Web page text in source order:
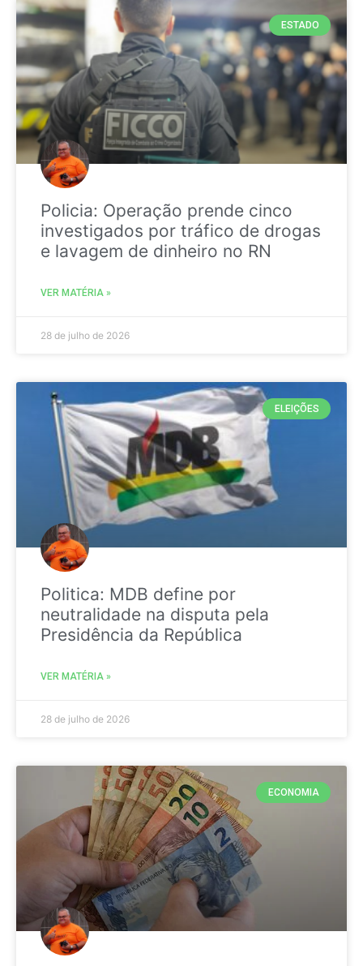
ESTADO
Policia: Operação prende cinco
investigados por tráfico de drogas
e lavagem de dinheiro no RN
VER MATÉRIA »
28 de julho de 2026
ELEIÇÕES
Politica: MDB define por
neutralidade na disputa pela
Presidência da República
VER MATÉRIA »
28 de julho de 2026
ECONOMIA